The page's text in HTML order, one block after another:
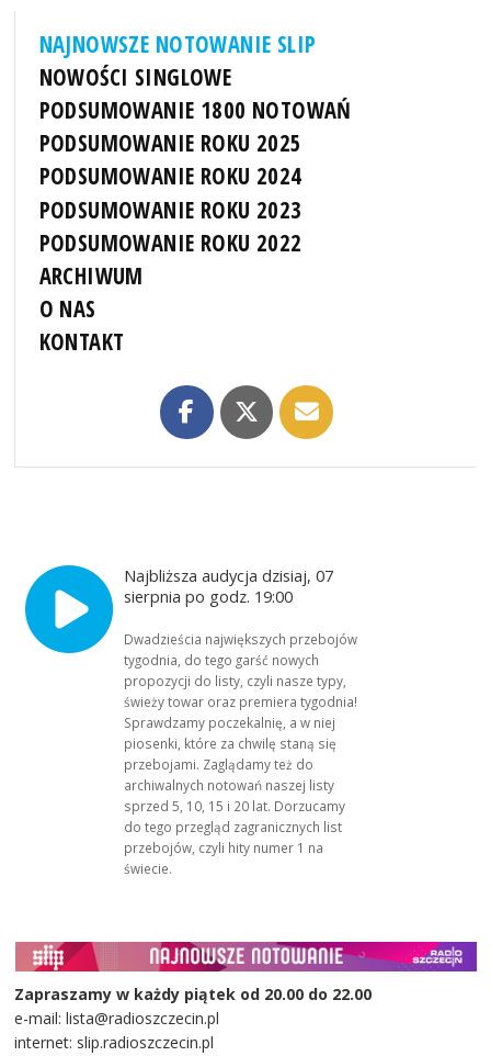
NAJNOWSZE NOTOWANIE SLIP
NOWOŚCI SINGLOWE
PODSUMOWANIE 1800 NOTOWAŃ
PODSUMOWANIE ROKU 2025
PODSUMOWANIE ROKU 2024
PODSUMOWANIE ROKU 2023
PODSUMOWANIE ROKU 2022
ARCHIWUM
O NAS
KONTAKT
Najbliższa audycja dzisiaj, 07
sierpnia po godz. 19:00
Dwadzieścia największych przebojów
tygodnia, do tego garść nowych
propozycji do listy, czyli nasze typy,
świeży towar oraz premiera tygodnia!
Sprawdzamy poczekalnię, a w niej
piosenki, które za chwilę staną się
przebojami. Zaglądamy też do
archiwalnych notowań naszej listy
sprzed 5, 10, 15 i 20 lat. Dorzucamy
do tego przegląd zagranicznych list
przebojów, czyli hity numer 1 na
świecie.
Zapraszamy w każdy piątek od 20.00 do 22.00
e-mail: lista@radioszczecin.pl
internet: slip.radioszczecin.pl